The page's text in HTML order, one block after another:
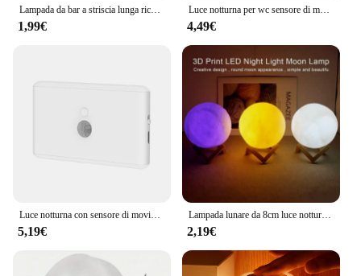
1,99€
Luce notturna per wc sensore di movimento luce per wc luce RGB 7 cambia colore per la decorazione del bagno luce a LED ricaricabile a LED
4,49€
5,19€
Lampada lunare da 8cm luce notturna a LED alimentata a batteria con supporto lampada stellata arredamento camera da letto luci notturne regalo per bambini lampada lunare
2,19€